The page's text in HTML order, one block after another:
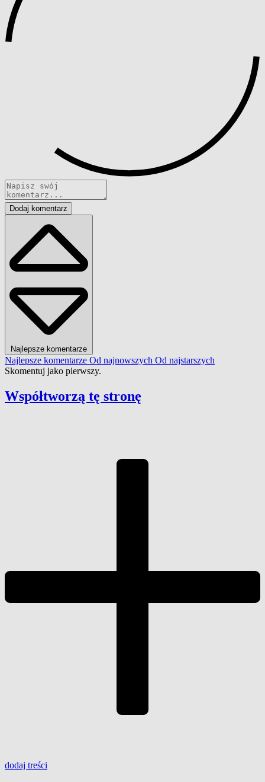
Dodaj komentarz
Najlepsze komentarze
Najlepsze komentarze Od najnowszych Od najstarszych
Skomentuj jako pierwszy.
Współtworzą tę stronę
dodaj treści